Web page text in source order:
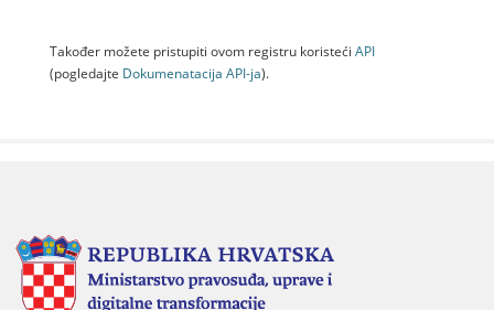
Također možete pristupiti ovom registru koristeći API
(pogledajte Dokumenаtаcijа API-jа).